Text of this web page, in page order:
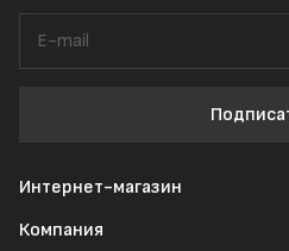
Интернет-магазин
Компания